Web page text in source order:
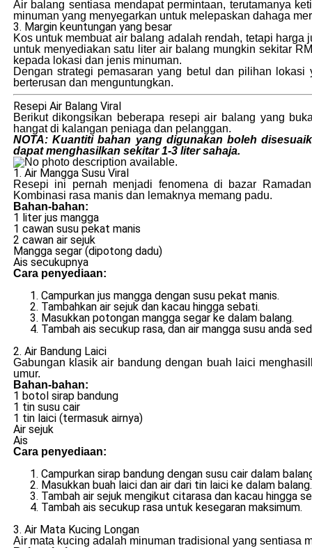
Air balang sentiasa mendapat permintaan, terutamanya
minuman yang menyegarkan untuk melepaskan dahaga
3. Margin keuntungan yang besar
Kos untuk membuat air balang adalah rendah, tetapi
untuk menyediakan satu liter air balang mungkin sekitar
kepada lokasi dan jenis minuman.
Dengan strategi pemasaran yang betul dan pilihan
berterusan dan menguntungkan.
Resepi Air Balang Viral
Berikut dikongsikan beberapa resepi air balang yang
hangat di kalangan peniaga dan pelanggan.
NOTA: Kuantiti bahan yang digunakan boleh
dapat menghasilkan sekitar 1-3 liter sahaja.
1. Air Mangga Susu Viral
Resepi ini pernah menjadi fenomena di bazar
Kombinasi rasa manis dan lemaknya memang padu.
Bahan-bahan:
1 liter jus mangga
1 cawan susu pekat manis
2 cawan air sejuk
Mangga segar (dipotong dadu)
Ais secukupnya
Cara penyediaan:
Campurkan jus mangga dengan susu pekat manis.
Tambahkan air sejuk dan kacau hingga sebati.
Masukkan potongan mangga segar ke dalam balang.
Tambah ais secukup rasa, dan air mangga susu anda
2. Air Bandung Laici
Gabungan klasik air bandung dengan buah laici
umur.
Bahan-bahan:
1 botol sirap bandung
1 tin susu cair
1 tin laici (termasuk airnya)
Air sejuk
Ais
Cara penyediaan:
Campurkan sirap bandung dengan susu cair dalam
Masukkan buah laici dan air dari tin laici ke dalam balang.
Tambah air sejuk mengikut citarasa dan kacau hingga
Tambah ais secukup rasa untuk kesegaran maksimum.
3. Air Mata Kucing Longan
Air mata kucing adalah minuman tradisional yang sentiasa